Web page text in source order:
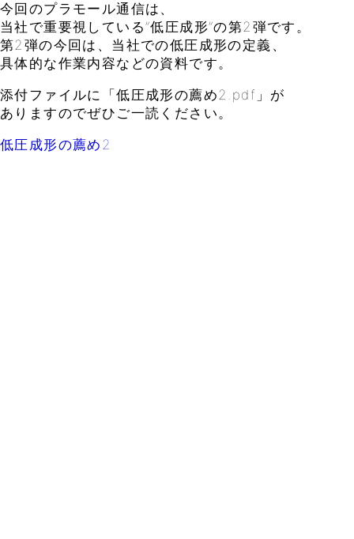
今回のプラモール通信は、
当社で重要視している”低圧成形”の第2弾です。
第2弾の今回は、当社での低圧成形の定義、
具体的な作業内容などの資料です。
添付ファイルに「低圧成形の薦め2.pdf」が
ありますのでぜひご一読ください。
低圧成形の薦め2